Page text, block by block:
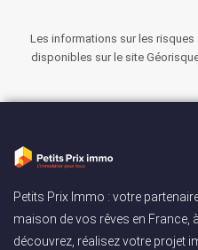
Les informations sur les
disponibles sur le site
Petits Prix Immo : votre
maison de vos rêves en France,
découvrez, réalisez votre projet